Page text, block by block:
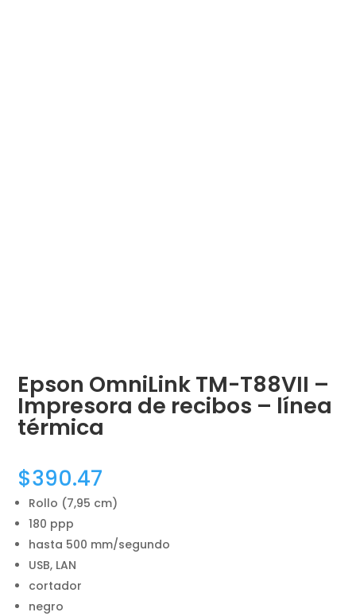
Epson OmniLink TM-T88VII –
Impresora de recibos – línea
térmica
$390.47
Rollo (7,95 cm)
180 ppp
hasta 500 mm/segundo
USB, LAN
cortador
negro